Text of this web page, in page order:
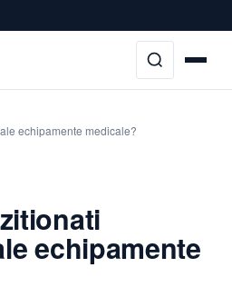
echipamente medicale?
echipamente